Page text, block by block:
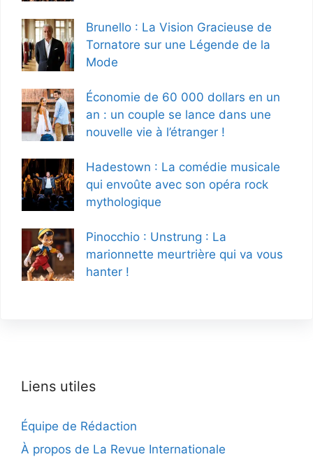
Brunello : La Vision Gracieuse de
Tornatore sur une Légende de la
Mode
Économie de 60 000 dollars en un
an : un couple se lance dans une
nouvelle vie à l’étranger !
Hadestown : La comédie musicale
qui envoûte avec son opéra rock
mythologique
Pinocchio : Unstrung : La
marionnette meurtrière qui va vous
hanter !
Liens utiles
Équipe de Rédaction
À propos de La Revue Internationale